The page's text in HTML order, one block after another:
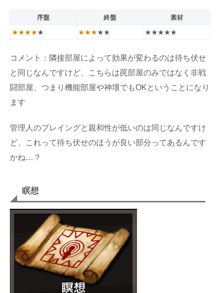
序盤 終盤
素材
★★★★★ ★★★★★ ★★★★★
コメント：隣接部屋によって効果が変わるのは待ち伏せ
と同じなんですけど、こちらは罠部屋のみではなく非戦
闘部屋、つまり機能部屋や神壇でもOKということになり
ます
管理人のプレイングと親和性が低いのは同じなんですけ
ど、これって待ち伏せのほうが良い部分ってあるんです
かね…？
瞑想